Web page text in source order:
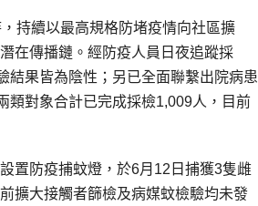
持續以最高規格防堵疫情向社區擴
在傳播鏈。經防疫人員日夜追蹤採
結果皆為陰性；另已全面聯繫出院病患
類對象合計已完成採檢1,009人，目前
置防疫捕蚊燈，於6月12日捕獲3隻雌
擴大接觸者篩檢及病媒蚊檢驗均未發